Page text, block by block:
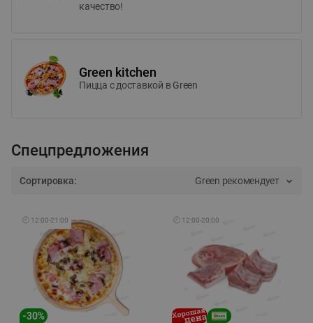
качество!
Green kitchen
Пицца c доставкой в Green
Спецпредложения
Сортировка: Green рекомендует
🕘 12:00-21:00
-30%
🕘 12:00-20:00